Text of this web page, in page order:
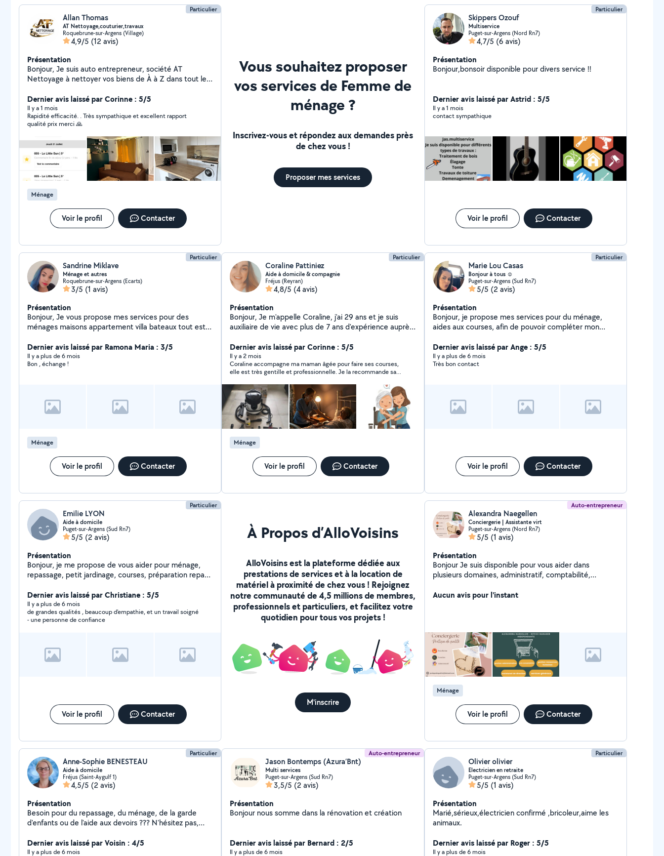
Particulier
Allan Thomas
AT Nettoyage,couturier,travaux
Roquebrune-sur-Argens (Village)
4,9/5 (12 avis)
Présentation
Bonjour, Je suis auto entrepreneur, société AT
Nettoyage à nettoyer vos biens de À à Z dans tout les
douche, miroir, Salon (Airbnb, fin de chantier,bateaux,
bâtiment, mobil-home, villa,maison ) respectueux,
souriant travail avec soin ( Ancien couturier)
Dernier avis laissé par Corinne : 5/5
Il y a 1 mois
Rapidité efficacité. . Très sympathique et excellent rapport
qualité prix merci 🙏
Ménage
Voir le profil Contacter
Vous souhaitez proposer
vos services de Femme de
ménage ?
Inscrivez-vous et répondez aux demandes près
de chez vous !
Proposer mes services
Particulier
Skippers Ozouf
Multiservice
Puget-sur-Argens (Nord Rn7)
4,7/5 (6 avis)
Présentation
Bonjour,bonsoir disponible pour divers service !!
Dernier avis laissé par Astrid : 5/5
Il y a 1 mois
contact sympathique
Voir le profil Contacter
Particulier
Sandrine Miklave
Ménage et autres
Roquebrune-sur-Argens (Ecarts)
3/5 (1 avis)
Présentation
Bonjour, Je vous propose mes services pour des
ménages maisons appartement villa bateaux tout est
également. Je me déplace et peux m'adapter aux
horaires. N'hésitez pas à me contacter à bientôt
Dernier avis laissé par Ramona Maria : 3/5
Il y a plus de 6 mois
Bon , échange !
Ménage
Voir le profil Contacter
Particulier
Coraline Pattiniez
Aide à domicile & compagnie
Fréjus (Reyran)
4,8/5 (4 avis)
Présentation
Bonjour, Je m'appelle Coraline, j'ai 29 ans et je suis
auxiliaire de vie avec plus de 7 ans d'expérience auprès
handicap. J'interviens au domicile pour : - l'aide à la
toilette - l'aide à l'habillage - l'accompagnement dans
les gestes du quotidien - la préparation des repas -
l'entretien du logement - le soutien moral et une
présence bienveillante Je propose également : - des
surveillances de nuit, afin d'assurer sécurité, présence
rassurante et aide en cas de besoin Sérieuse, attentive
et à l'écoute, j'adapte mon accompagnement aux
besoins de chacun, dans le respect, la dignité et le
confort. Paiement en CESU accepté. Je propose aussi
des gardes de chiens, avec douceur et respect de
leurs habitudes. N'hésitez pas à me contacter pour
échanger. Au plaisir, Coraline
Dernier avis laissé par Corinne : 5/5
Il y a 2 mois
Coraline accompagne ma maman âgée pour faire ses courses,
elle est très gentille et professionnelle. Je la recommande sans
Ménage
Voir le profil Contacter
Particulier
Marie Lou Casas
Bonjour à tous ☺️
Puget-sur-Argens (Sud Rn7)
5/5 (2 avis)
Présentation
Bonjour, je propose mes services pour du ménage,
aides aux courses, afin de pouvoir compléter mon
sorties Airbnb ainsi que l'entretien des logements. En
pleine ouverture d'une structure halte garderie pour
enfant à Puget sur Argens, je propose aussi mes
me ferais un plaisir de pouvoir vous aider
Dernier avis laissé par Ange : 5/5
Il y a plus de 6 mois
Très bon contact
Voir le profil Contacter
Particulier
Emilie LYON
Aide à domicile
Puget-sur-Argens (Sud Rn7)
5/5 (2 avis)
Présentation
Bonjour, je me propose de vous aider pour ménage,
repassage, petit jardinage, courses, préparation repas,
N'hésitez pas à me contacter
Dernier avis laissé par Christiane : 5/5
Il y a plus de 6 mois
de grandes qualités , beaucoup d'empathie, et un travail soigné
- une personne de confiance
Voir le profil Contacter
À Propos d’AlloVoisins
AlloVoisins est la plateforme dédiée aux
prestations de services et à la location de
matériel à proximité de chez vous ! Rejoignez
notre communauté de 4,5 millions de membres,
professionnels et particuliers, et facilitez votre
quotidien pour tous vos projets !
M'inscrire
Auto-entrepreneur
Alexandra Naegellen
Conciergerie | Assistante virt
Puget-sur-Argens (Nord Rn7)
5/5 (1 avis)
Présentation
Bonjour Je suis disponible pour vous aider dans
plusieurs domaines, administratif, comptabilité,
Aucun avis pour l'instant
Ménage
Voir le profil Contacter
Particulier
Anne-Sophie BENESTEAU
Aide à domicile
Fréjus (Saint-Aygulf 1)
4,5/5 (2 avis)
Présentation
Besoin pour du repassage, du ménage, de la garde
d'enfants ou de l'aide aux devoirs ??? N'hésitez pas,
Dernier avis laissé par Voisin : 4/5
Il y a plus de 6 mois
Auto-entrepreneur
Jason Bontemps (Azura’Bnt)
Multi services
Puget-sur-Argens (Sud Rn7)
3,5/5 (2 avis)
Présentation
Bonjour nous somme dans la rénovation et création
Dernier avis laissé par Bernard : 2/5
Il y a plus de 6 mois
Particulier
Olivier olivier
Electricien en retraite
Puget-sur-Argens (Sud Rn7)
5/5 (1 avis)
Présentation
Marié,sérieux,électricien confirmé ,bricoleur,aime les
animaux.
Dernier avis laissé par Roger : 5/5
Il y a plus de 6 mois